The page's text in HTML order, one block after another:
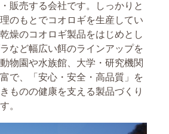
販売する会社です。しっかりと
のもとでコオロギを生産してい
燥のコオロギ製品をはじめとし
など幅広い餌のラインアップを
物園や水族館、大学・研究機関
で、「安心・安全・高品質」を
ものの健康を支える製品づくり
。